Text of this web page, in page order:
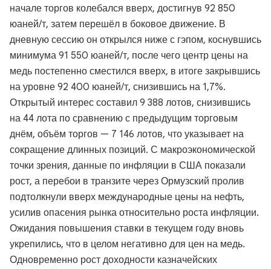
начале торгов колебался вверх, достигнув 92 850
юаней/т, затем перешёл в боковое движение. В
дневную сессию он открылся ниже с гэпом, коснувшись
минимума 91 550 юаней/т, после чего центр цены на
медь постепенно сместился вверх, в итоге закрывшись
на уровне 92 400 юаней/т, снизившись на 1,7%.
Открытый интерес составил 9 388 лотов, снизившись
на 44 лота по сравнению с предыдущим торговым
днём, объём торгов — 7 146 лотов, что указывает на
сокращение длинных позиций. С макроэкономической
точки зрения, данные по инфляции в США показали
рост, а перебои в транзите через Ормузский пролив
подтолкнули вверх международные цены на нефть,
усилив опасения рынка относительно роста инфляции.
Ожидания повышения ставки в текущем году вновь
укрепились, что в целом негативно для цен на медь.
Одновременно рост доходности казначейских